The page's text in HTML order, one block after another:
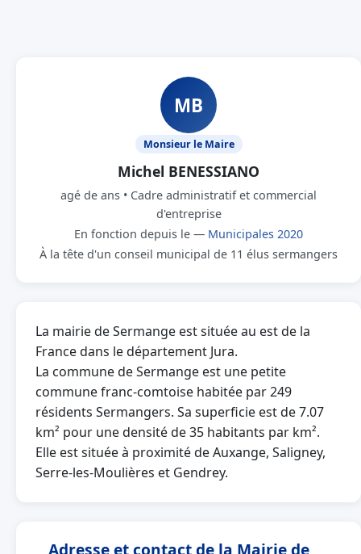
MB
Monsieur le Maire
Michel BENESSIANO
agé de ans • Cadre administratif et commercial
d'entreprise
En fonction depuis le — Municipales 2020
À la tête d'un conseil municipal de 11 élus sermangers
La mairie de Sermange est située au est de la
France dans le département Jura.
La commune de Sermange est une petite
commune franc-comtoise habitée par 249
résidents Sermangers. Sa superficie est de 7.07
km² pour une densité de 35 habitants par km².
Elle est située à proximité de Auxange, Saligney,
Serre-les-Moulières et Gendrey.
Adresse et contact de la Mairie de